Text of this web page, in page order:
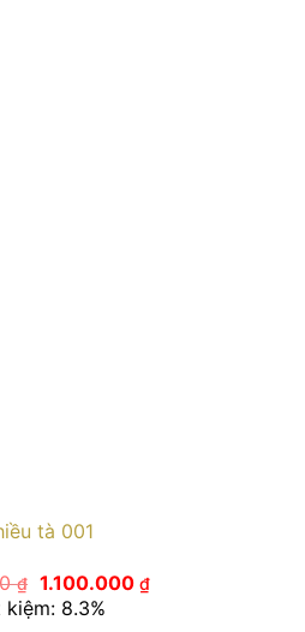
tà 001
₫ Giá
gốc
là:
1.100.000 ₫Giá
hiện
kiệm: 8.3%